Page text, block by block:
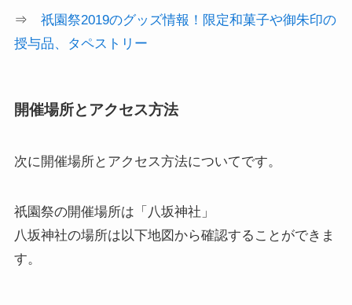
⇒ 祇園祭2019のグッズ情報！限定和菓子や御朱印の
授与品、タペストリー
開催場所とアクセス方法
次に 開催場所とアクセス方法についてです。
祇園祭の開催場所は「八坂神社」
八坂神社の場所は以下地図から確認することができま
す。